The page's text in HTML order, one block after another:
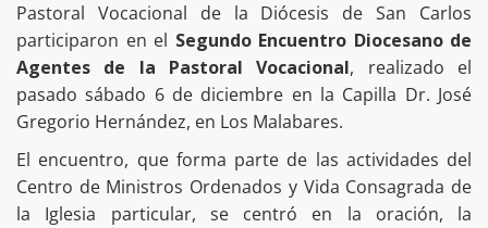
Pastoral Vocacional de la Diócesis de San Carlos
participaron en el Segundo Encuentro Diocesano de
Agentes de la Pastoral Vocacional, realizado el
pasado sábado 6 de diciembre en la Capilla Dr. José
Gregorio Hernández, en Los Malabares.
El encuentro, que forma parte de las actividades del
Centro de Ministros Ordenados y Vida Consagrada de
la Iglesia particular, se centró en la oración, la